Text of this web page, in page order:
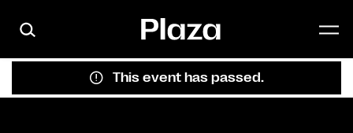
This event has passed.